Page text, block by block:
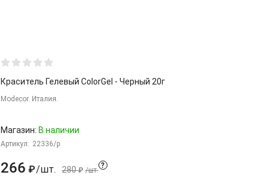
Краситель Гелевый ColorGel - Черный 20г
Modecor. Италия.
Магазин: В наличии
Артикул: 22336/p
266 ₽/шт. 280 ₽ /шт.
?